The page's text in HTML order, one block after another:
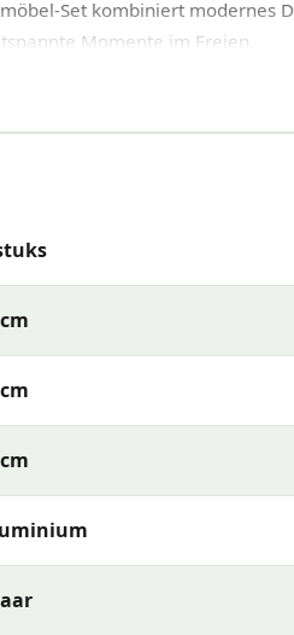
Set kombiniert modernes
Momente im Freien.
Sets
und rostbeständig.
Textilene-Sitzfläche,
Polyestergewebe und